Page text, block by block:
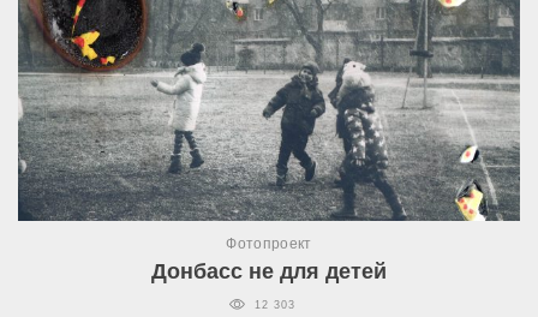
Фотопроект
Донбасс не для детей
12 303